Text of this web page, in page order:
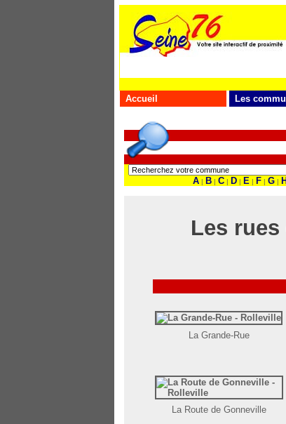
Accueil Les
A | B | C | D | E | F | G | H
Les
La Grande-Rue
La Route de Gonneville